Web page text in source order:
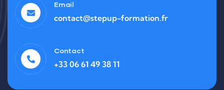
Email
contact@stepup-formation.fr
Contact
+33 06 61 49 38 11